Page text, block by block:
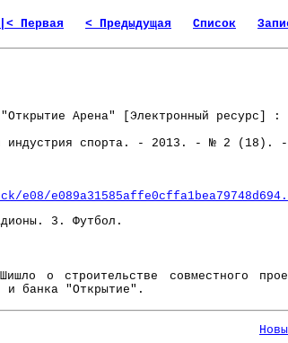
|< Первая < Предыдущая Список
Арена" [Электронный ресурс] :
индустрия спорта. - 2013. - № 2 (18).
3. Футбол.
о строительстве совместного
и банка "Открытие".